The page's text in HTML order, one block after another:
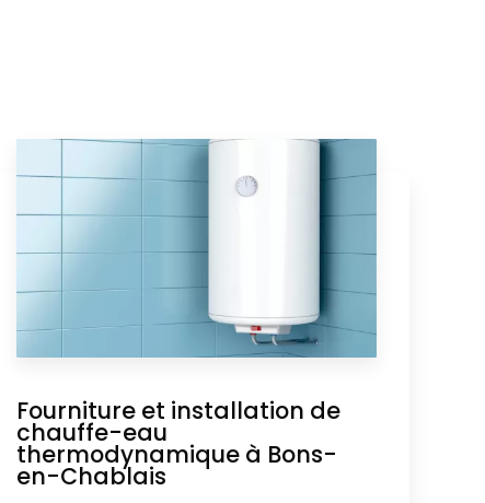
Fourniture et installation de
chauffe-eau
thermodynamique à Bons-
en-Chablais